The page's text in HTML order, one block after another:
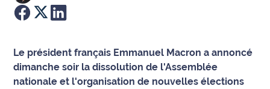
Culture
Économie
Éducation
Le président français Emmanuel Macron a annoncé
dimanche soir la dissolution de l'Assemblée
nationale et l'organisation de nouvelles élections